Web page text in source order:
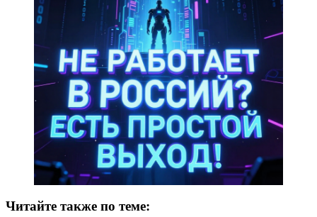
Читайте также по теме: